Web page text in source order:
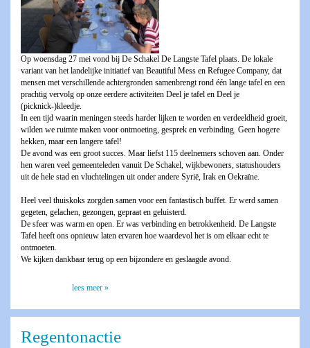
Op woensdag 27 mei vond bij De Schakel De Langste Tafel plaats. De lokale
variant van het landelijke initiatief van Beautiful Mess en Refugee Company, dat
mensen met verschillende achtergronden samenbrengt rond één lange tafel en een
prachtig vervolg op onze eerdere activiteiten Deel je tafel en Deel je
(picknick-)kleedje.
In een tijd waarin meningen steeds harder lijken te worden en verdeeldheid groeit,
wilden we ruimte maken voor ontmoeting, gesprek en verbinding. Geen hogere
hekken, maar een langere tafel!
De avond was een groot succes. Maar liefst 115 deelnemers schoven aan. Onder
hen waren veel gemeenteleden vanuit De Schakel, wijkbewoners, statushouders
uit de hele stad en vluchtelingen uit onder andere Syrië, Irak en Oekraïne.
Heel veel thuiskoks zorgden samen voor een fantastisch buffet. Er werd samen
gegeten, gelachen, gezongen, gepraat en geluisterd.
De sfeer was warm en open. Er was verbinding en betrokkenheid. De Langste
Tafel heeft ons opnieuw laten ervaren hoe waardevol het is om elkaar echt te
ontmoeten.
We kijken dankbaar terug op een bijzondere en geslaagde avond.
lees meer »
Regentonactie